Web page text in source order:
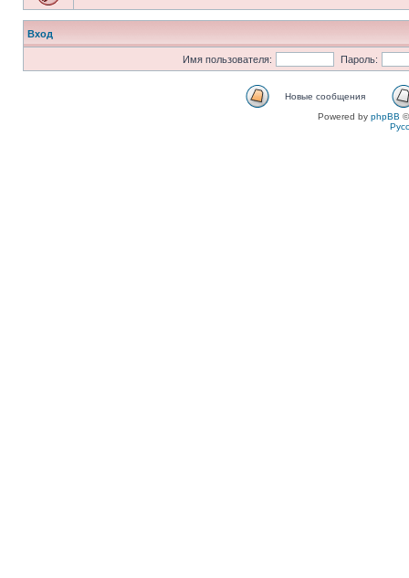
Вход
Имя пользователя: Пароль:
Новые сообщения
Powered by phpBB